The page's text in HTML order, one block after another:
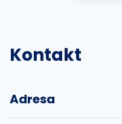
Kontakt
Adresa